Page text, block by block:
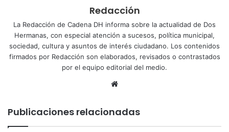
Redacción
La Redacción de Cadena DH informa sobre la actualidad de Dos
Hermanas, con especial atención a sucesos, política municipal,
sociedad, cultura y asuntos de interés ciudadano. Los contenidos
firmados por Redacción son elaborados, revisados o contrastados
por el equipo editorial del medio.
Sitio
Publicaciones relacionadas